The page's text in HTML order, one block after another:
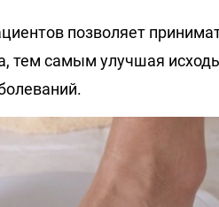
позволяет
тем самым улучшая